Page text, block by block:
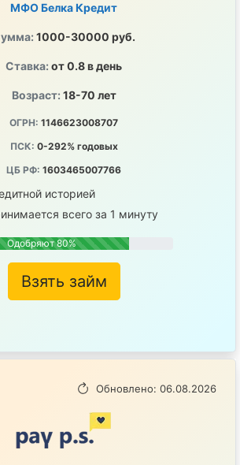
МФО Белка Кредит
1000-30000 руб.
Ставка: от 0.8 в день
Возраст: 18-70 лет
ОГРН: 1146623008707
ПСК: 0-292% годовых
ЦБ РФ: 1603465007766
историей
всего за 1 минуту
Одобряют 80%
Взять займ
Обновлено: 06.08.2026